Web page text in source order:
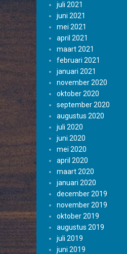
juli 2021
juni 2021
mei 2021
april 2021
maart 2021
februari 2021
januari 2021
november 2020
oktober 2020
september 2020
augustus 2020
juli 2020
juni 2020
mei 2020
april 2020
maart 2020
januari 2020
december 2019
november 2019
oktober 2019
augustus 2019
juli 2019
juni 2019